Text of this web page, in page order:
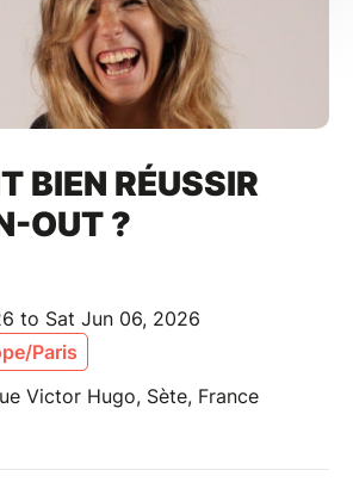
BIEN RÉUSSIR
OUT ?
to Sat Jun 06, 2026
Paris
Victor Hugo, Sète, France